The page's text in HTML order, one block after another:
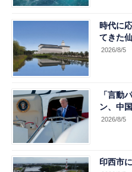
時代に
てきた
2026/8/5
「言動
ン、中
2026/8/5
印西市